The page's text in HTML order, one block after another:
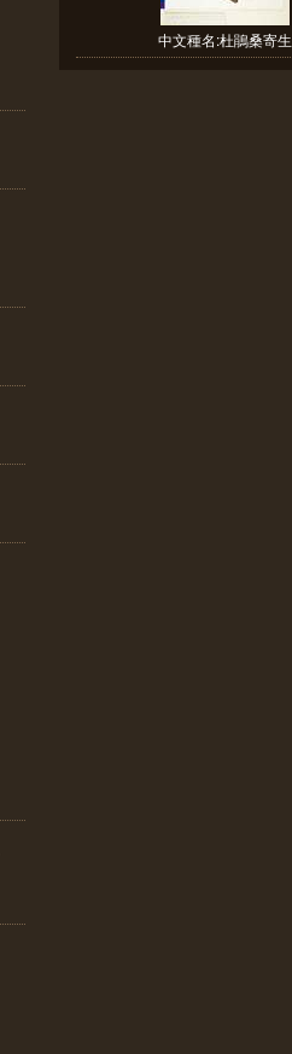
中文種名:杜鵑桑寄生